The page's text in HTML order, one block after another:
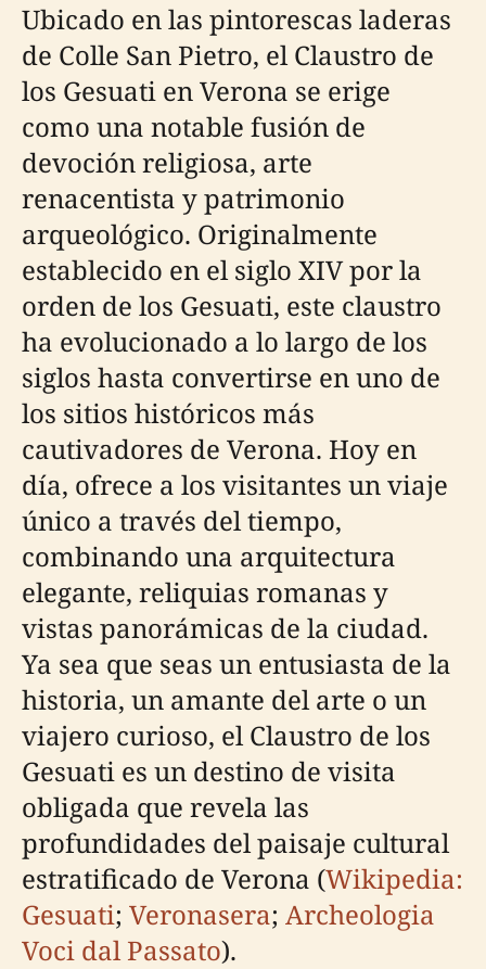
Ubicado en las pintorescas laderas
de Colle San Pietro, el Claustro de
los Gesuati en Verona se erige
como una notable fusión de
devoción religiosa, arte
renacentista y patrimonio
arqueológico. Originalmente
establecido en el siglo XIV por la
orden de los Gesuati, este claustro
ha evolucionado a lo largo de los
siglos hasta convertirse en uno de
los sitios históricos más
cautivadores de Verona. Hoy en
día, ofrece a los visitantes un viaje
único a través del tiempo,
combinando una arquitectura
elegante, reliquias romanas y
vistas panorámicas de la ciudad.
Ya sea que seas un entusiasta de la
historia, un amante del arte o un
viajero curioso, el Claustro de los
Gesuati es un destino de visita
obligada que revela las
profundidades del paisaje cultural
estratificado de Verona (Wikipedia:
Gesuati; Veronasera; Archeologia
Voci dal Passato).